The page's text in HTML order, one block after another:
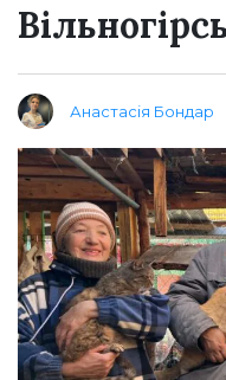
Анастасія Бондар